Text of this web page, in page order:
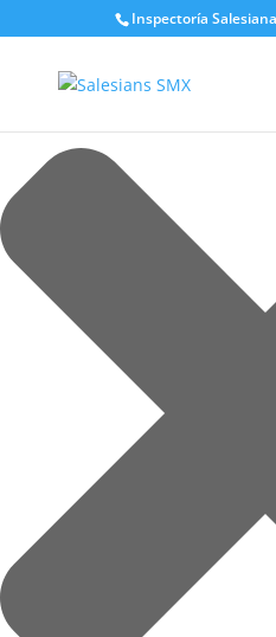
Gestionar el consentimiento de
Inspectoría